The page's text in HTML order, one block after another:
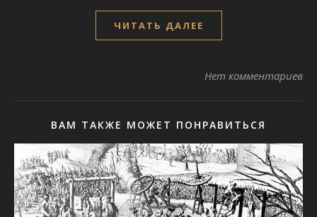
ЧИТАТЬ ДАЛЕЕ
Нет комментариев
ВАМ ТАКЖЕ МОЖЕТ ПОНРАВИТЬСЯ